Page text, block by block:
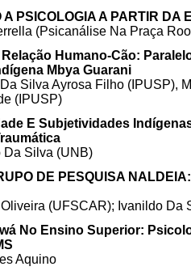
A PSICOLOGIA A PARTIR DA
(Psicanálise Na Praça
Humano-Cão:
Mbya Guarani
Silva Ayrosa Filho (IPUSP),
(IPUSP)
E Subjetividades
Da Silva (UNB)
DE PESQUISA
(UFSCAR); Ivanildo Da
No Ensino Superior:
Aquino